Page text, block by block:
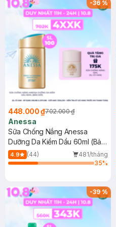
-36%
448.000 ₫702.000 ₫
Anessa
Sữa Chống Nắng Anessa
Dưỡng Da Kiềm Dầu 60ml (Bản
Mới)
4.9 (44)
481/tháng
35%
-39%